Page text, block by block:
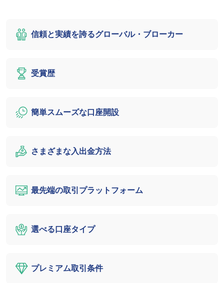
信頼と実績を誇るグローバル・ブローカー
受賞歴
簡単スムーズな口座開設
さまざまな入出金方法
最先端の取引プラットフォーム
選べる口座タイプ
プレミアム取引条件